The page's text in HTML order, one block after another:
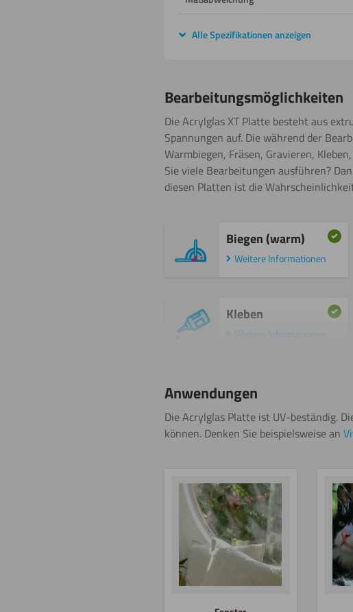
Alle Spezifikationen anzeigen
Bearbeitungsmöglichkeiten
Die Acrylglas XT Platte besteht aus
Spannungen auf. Die während der
Warmbiegen, Fräsen, Gravieren,
Sie viele Bearbeitungen ausführen?
diesen Platten ist die
Biegen (warm)
Weitere Informationen
Kleben
Weitere Informationen
Polieren
Bohren
Anwendungen
Die Acrylglas Platte ist UV-beständig.
können. Denken Sie beispielsweise an